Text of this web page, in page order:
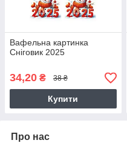
Вафельна картинка
Сніговик 2025
34,20 ₴ 38 ₴
Купити
Про нас